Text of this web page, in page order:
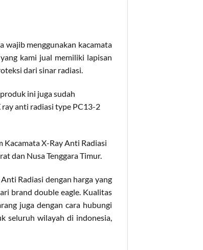
wajib menggunakan kacamata
kami jual memiliki lapisan
dari sinar radiasi.
ini juga sudah
anti radiasi type PC13-2
Kacamata X-Ray Anti Radiasi
dan Nusa Tenggara Timur.
Radiasi dengan harga yang
brand double eagle. Kualitas
juga dengan cara hubungi
seluruh wilayah di indonesia,